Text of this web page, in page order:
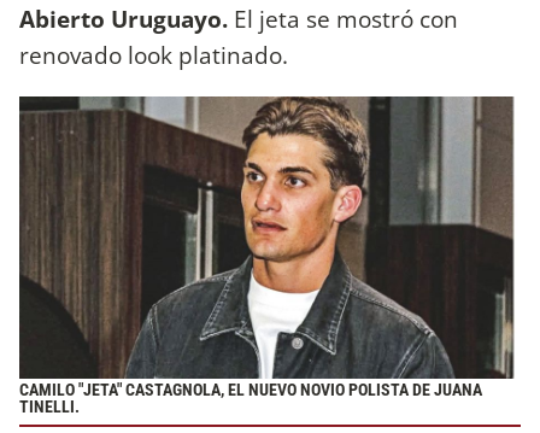
Abierto Uruguayo. El jeta se mostró con
renovado look platinado.
CAMILO "JETA" CASTAGNOLA, EL NUEVO NOVIO POLISTA DE JUANA
TINELLI.